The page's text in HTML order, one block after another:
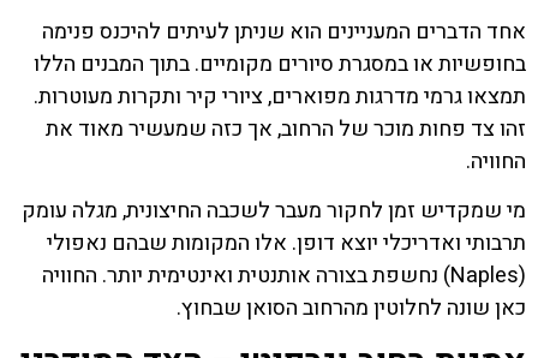
אחד הדברים המעניינים הוא שניתן לעיתים להיכנס פנימה
בחופשיות או במסגרת סיורים מקומיים. בתוך המבנים הללו
תמצאו גרמי מדרגות מפוארים, ציורי קיר ותקרות מעוטרות.
זהו צד פחות מוכר של הרחוב, אך כזה שמעשיר מאוד את
החוויה.
מי שמקדיש זמן לחקור מעבר לשכבה החיצונית, מגלה עומק
תרבותי ואדריכלי יוצא דופן. אלו המקומות שבהם נאפולי
(Naples) נחשפת בצורה אותנטית ואינטימית יותר. החוויה
כאן שונה לחלוטין מהרחוב הסואן שבחוץ.